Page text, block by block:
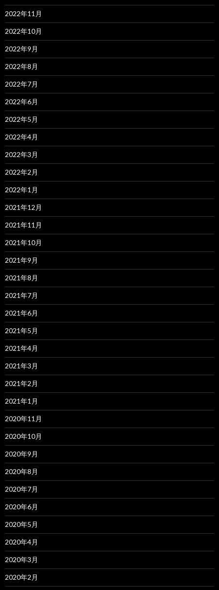
2022年11月
2022年10月
2022年9月
2022年8月
2022年7月
2022年6月
2022年5月
2022年4月
2022年3月
2022年2月
2022年1月
2021年12月
2021年11月
2021年10月
2021年9月
2021年8月
2021年7月
2021年6月
2021年5月
2021年4月
2021年3月
2021年2月
2021年1月
2020年11月
2020年10月
2020年9月
2020年8月
2020年7月
2020年6月
2020年5月
2020年4月
2020年3月
2020年2月